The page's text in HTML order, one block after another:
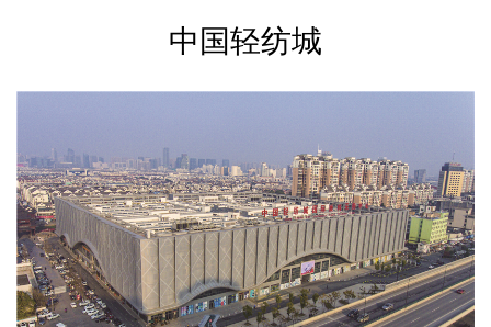
中国轻纺城